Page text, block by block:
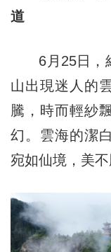
道
6月25日，經
山出現迷人的
騰，時而輕紗
幻。雲海的潔
宛如仙境，美不